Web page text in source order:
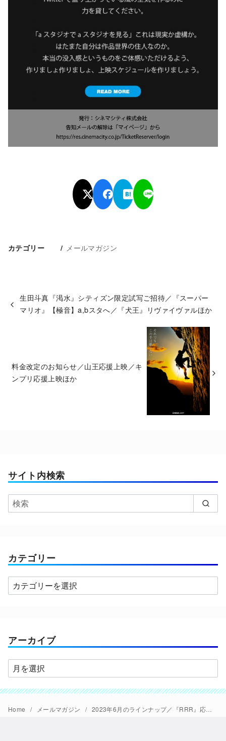
カテゴリー メールマガジン
生田斗真『渇水』シティズン限定試写ご招待／『スーパー
マリオ』【極音】a,bスタへ／『犬王』リヴァイヴァルほか
料金改定のお知らせ／山王応援上映／キ
ンプリ応援上映ほか
サイト内検索
カテゴリー
カ
テ
ー
アーカイブ
ア
ー
カ
イ
Home メールマガジン 2023年6月のラインナップ／『RRR』応援／『劇場版SHIROBAKO』／佐野元春LIVEフィルム